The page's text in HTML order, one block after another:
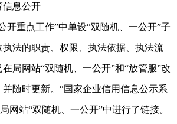
息公开
重点工作”中单设“双随机、一公开”子
法的职责、权限、执法依据、执法流
局网站“双随机、一公开”和“放管服”改
随时更新。“国家企业信用信息公示系
网站“双随机、一公开”中进行了链接。